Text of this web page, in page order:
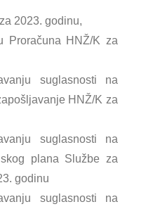
2023. godinu,
Proračuna HNŽ/K za
suglasnosti na
HNŽ/K za
suglasnosti na
plana Službe za
godinu
suglasnosti na